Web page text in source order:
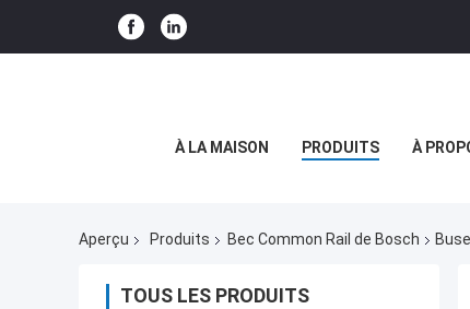
À LA MAISON PRODUITS À
Aperçu Produits Bec Common Rail de Bosch
TOUS LES PRODUITS